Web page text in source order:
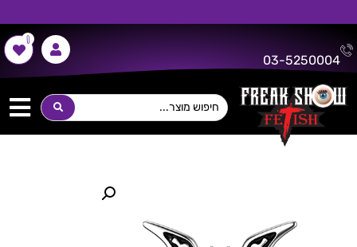
משלוח חינם על כל רכישה מעל 300 ש"ח!
03-5250004
0